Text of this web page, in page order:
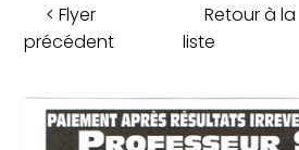
< Flyer
précédent
Retour à la
liste